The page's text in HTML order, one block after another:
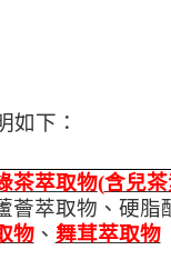
如下：
茶萃取物(含兒
薈萃取物、硬脂
物、 舞茸萃取物